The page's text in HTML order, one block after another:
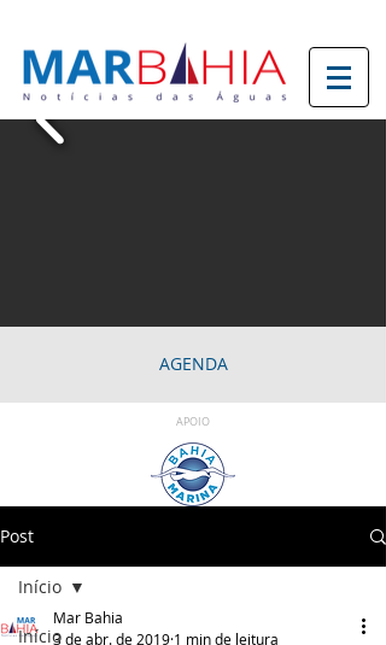
AGENDA
APOIO
Post
Início
Início
Mar Bahia
3 de abr. de 2019 1 min de leitura